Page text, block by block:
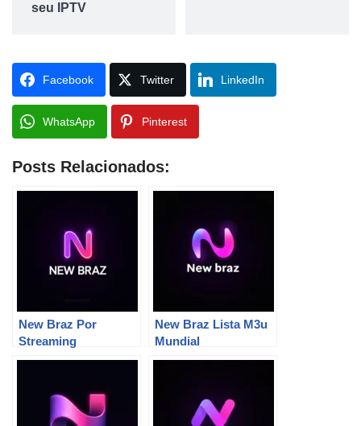
seu IPTV
Facebook Twitter LinkedIn
WhatsApp Pinterest
Posts Relacionados:
New Braz Por
Streaming
New Braz Lista M3u
Mundial